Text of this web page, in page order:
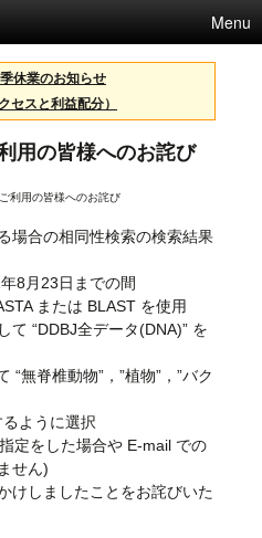
Menu
休業のお知らせ
セスと利益配分）
用の皆様へのお詫び
利用の皆様へのお詫び
場合の相同性検索の検索結果
8月23日までの間
または BLAST を使用
て “DDBJ全データ(DNA)” を
“無脊椎動物”，”植物”，”バク
るように選択
定をした場合や E-mail での
せん)
けしましたことをお詫びいた